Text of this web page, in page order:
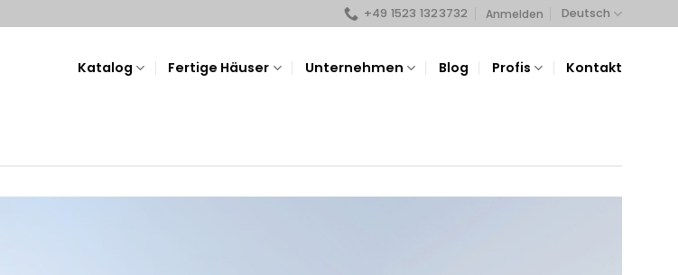
+49 1523 1323732 Anmelden Deutsch
Katalog Fertige Häuser Unternehmen Blog Profis Kontakt